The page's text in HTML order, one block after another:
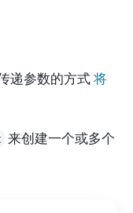
递参数的方式 将
来创建一个或多个